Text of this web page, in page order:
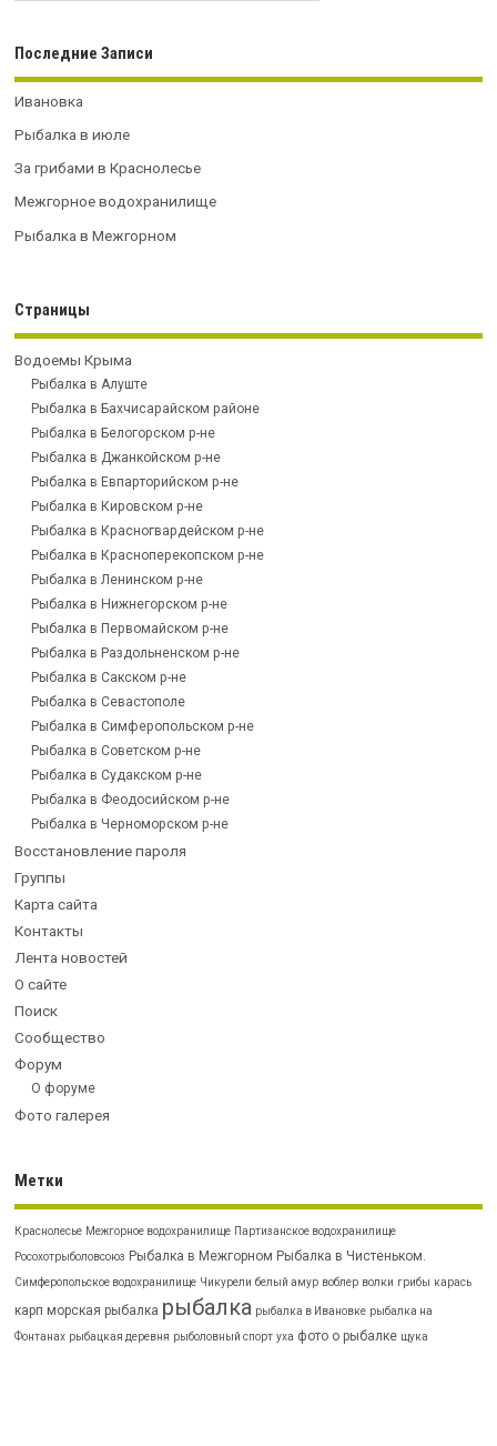
Последние Записи
Ивановка
Рыбалка в июле
За грибами в Краснолесье
Межгорное водохранилище
Рыбалка в Межгорном
Страницы
Водоемы Крыма
Рыбалка в Алуште
Рыбалка в Бахчисарайском районе
Рыбалка в Белогорском р-не
Рыбалка в Джанкойском р-не
Рыбалка в Евпарторийском р-не
Рыбалка в Кировском р-не
Рыбалка в Красногвардейском р-не
Рыбалка в Красноперекопском р-не
Рыбалка в Ленинском р-не
Рыбалка в Нижнегорском р-не
Рыбалка в Первомайском р-не
Рыбалка в Раздольненском р-не
Рыбалка в Сакском р-не
Рыбалка в Севастополе
Рыбалка в Симферопольском р-не
Рыбалка в Советском р-не
Рыбалка в Судакском р-не
Рыбалка в Феодосийском р-не
Рыбалка в Черноморском р-не
Восстановление пароля
Группы
Карта сайта
Контакты
Лента новостей
О сайте
Поиск
Сообщество
Форум
О форуме
Фото галерея
Метки
Краснолесье Межгорное водохранилище Партизанское водохранилище
Росохотрыболовсоюз Рыбалка в Межгорном Рыбалка в Чистеньком.
Симферопольское водохранилище Чикурели белый амур воблер волки грибы карась
карп морская рыбалка рыбалка рыбалка в Ивановке рыбалка на
Фонтанах рыбацкая деревня рыболовный спорт уха фото о рыбалке щука